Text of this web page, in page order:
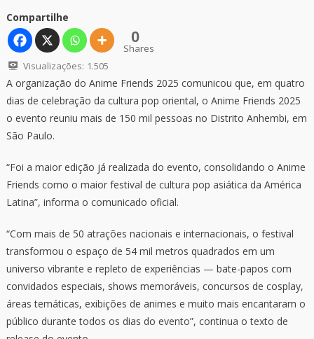
Compartilhe
0
Shares
Visualizações: 1.505
A organização do Anime Friends 2025 comunicou que, em quatro
dias de celebração da cultura pop oriental, o Anime Friends 2025
o evento reuniu mais de 150 mil pessoas no Distrito Anhembi, em
São Paulo.
“Foi a maior edição já realizada do evento, consolidando o Anime
Friends como o maior festival de cultura pop asiática da América
Latina”, informa o comunicado oficial.
“Com mais de 50 atrações nacionais e internacionais, o festival
transformou o espaço de 54 mil metros quadrados em um
universo vibrante e repleto de experiências — bate-papos com
convidados especiais, shows memoráveis, concursos de cosplay,
áreas temáticas, exibições de animes e muito mais encantaram o
público durante todos os dias do evento”, continua o texto de